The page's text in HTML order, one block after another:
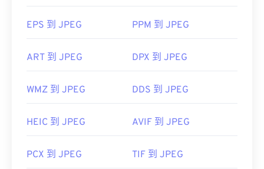
https://www.lifewire.com/jpg-jpeg-file-4139913
EPS 到 JPEG PPM 到 JPEG
ART 到 JPEG DPX 到 JPEG
WMZ 到 JPEG DDS 到 JPEG
HEIC 到 JPEG AVIF 到 JPEG
PCX 到 JPEG TIF 到 JPEG